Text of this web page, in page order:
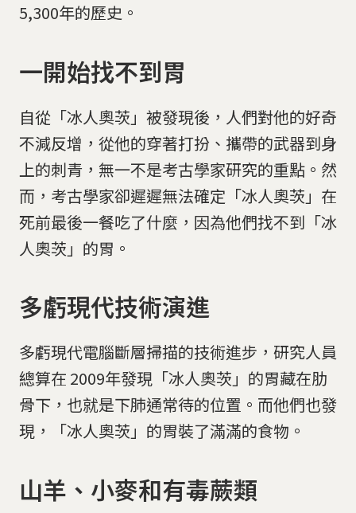
5,300年的歷史。
一開始找不到胃
自從「冰人奧茨」被發現後，人們對他的好奇
不減反增，從他的穿著打扮、攜帶的武器到身
上的刺青，無一不是考古學家研究的重點。然
而，考古學家卻遲遲無法確定「冰人奧茨」在
死前最後一餐吃了什麼，因為他們找不到「冰
人奧茨」的胃。
多虧現代技術演進
多虧現代電腦斷層掃描的技術進步，研究人員
總算在 2009年發現「冰人奧茨」的胃藏在肋
骨下，也就是下肺通常待的位置。而他們也發
現，「冰人奧茨」的胃裝了滿滿的食物。
山羊、小麥和有毒蕨類